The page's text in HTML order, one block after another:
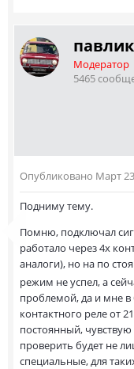
павлик
Модератор
5465
Опубликовано Март
Подниму тему.
Помню, подключал
работало через 4х
аналоги), но на по
режим не успел, а
проблемой, да и мне
контактного реле от
постоянный, чувствую
проверить будет не
специальные, для